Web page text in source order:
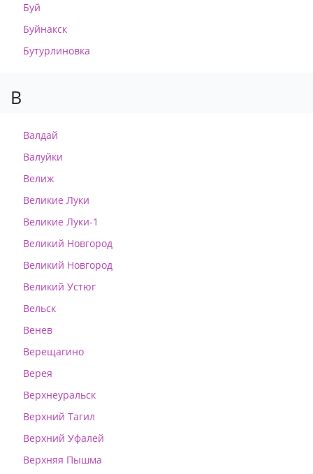
Буй
Буйнакск
Бутурлиновка
В
Валдай
Валуйки
Велиж
Великие Луки
Великие Луки-1
Великий Новгород
Великий Новгород
Великий Устюг
Вельск
Венев
Верещагино
Верея
Верхнеуральск
Верхний Тагил
Верхний Уфалей
Верхняя Пышма